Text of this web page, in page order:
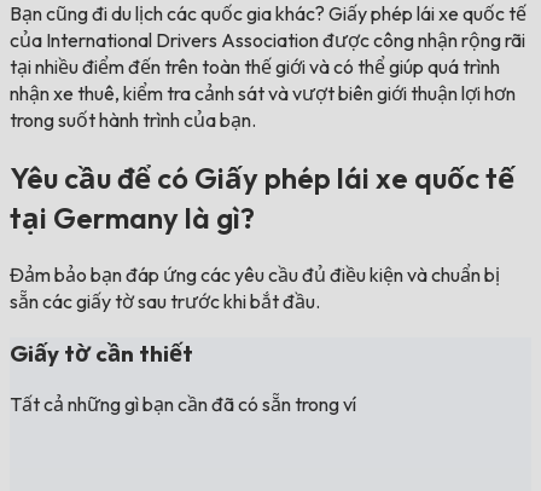
Bạn cũng đi du lịch các quốc gia khác? Giấy phép lái xe quốc tế
của International Drivers Association được công nhận rộng rãi
tại nhiều điểm đến trên toàn thế giới và có thể giúp quá trình
nhận xe thuê, kiểm tra cảnh sát và vượt biên giới thuận lợi hơn
trong suốt hành trình của bạn.
Yêu cầu để có Giấy phép lái xe quốc tế
tại Germany là gì?
Đảm bảo bạn đáp ứng các yêu cầu đủ điều kiện và chuẩn bị
sẵn các giấy tờ sau trước khi bắt đầu.
Giấy tờ cần thiết
Tất cả những gì bạn cần đã có sẵn trong ví